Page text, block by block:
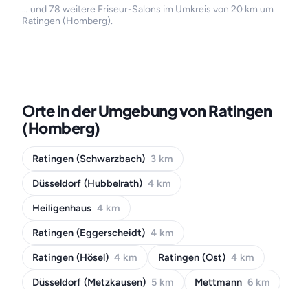
… und 78 weitere Friseur-Salons im Umkreis von 20 km um
Ratingen (Homberg).
Orte in der Umgebung von Ratingen
(Homberg)
Ratingen (Schwarzbach) 3 km
Düsseldorf (Hubbelrath) 4 km
Heiligenhaus 4 km
Ratingen (Eggerscheidt) 4 km
Ratingen (Hösel) 4 km Ratingen (Ost) 4 km
Düsseldorf (Metzkausen) 5 km Mettmann 6 km